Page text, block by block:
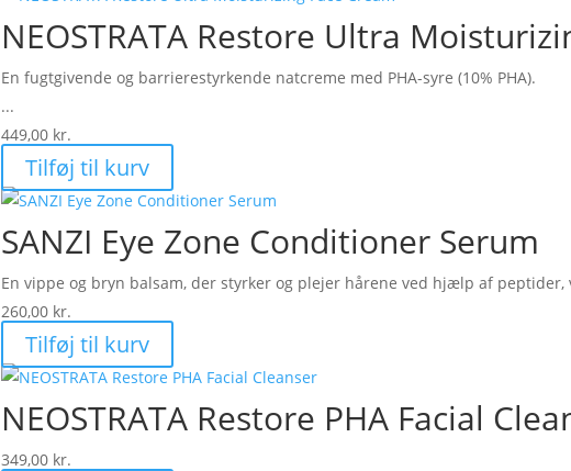
199,00 kr..99,50 kr..
NEOSTRATA Restore Ultra
En fugtgivende og barrierestyrkende natcreme med PHA-syre (10% PHA).
...
449,00 kr.
Tilføj til kurv
SANZI Eye Zone Conditioner Serum
En vippe og bryn balsam, der styrker og plejer hårene ved hjælp af peptider,
260,00 kr.
Tilføj til kurv
NEOSTRATA Restore PHA Facial
349,00 kr.